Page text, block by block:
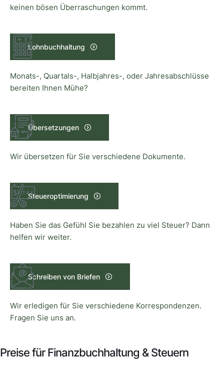
keinen bösen Überraschungen kommt.
Lohnbuchhaltung
Monats-, Quartals-, Halbjahres-, oder Jahresabschlüsse
bereiten Ihnen Mühe?
Übersetzungen
Wir übersetzen für Sie verschiedene Dokumente.
Steueroptimierung
Haben Sie das Gefühl Sie bezahlen zu viel Steuer? Dann
helfen wir weiter.
Schreiben von Briefen
Wir erledigen für Sie verschiedene Korrespondenzen.
Fragen Sie uns an.
Preise für Finanzbuchhaltung & Steuern